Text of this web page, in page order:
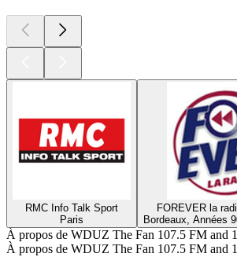
RMC Info Talk Sport
Paris
FOREVER la
Bordeaux, Années
À propos de WDUZ The Fan 107.5 FM and
À propos de WDUZ The Fan 107.5 FM and